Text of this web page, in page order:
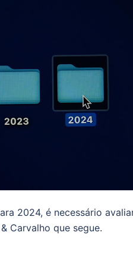
2024, é necessário
Carvalho que segue.